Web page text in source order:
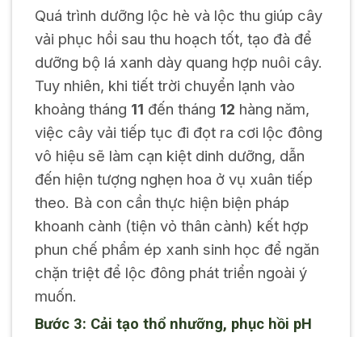
Quá trình dưỡng lộc hè và lộc thu giúp cây
vải phục hồi sau thu hoạch tốt, tạo đà để
dưỡng bộ lá xanh dày quang hợp nuôi cây.
Tuy nhiên, khi tiết trời chuyển lạnh vào
khoảng tháng 11 đến tháng 12 hàng năm,
việc cây vải tiếp tục đi đọt ra cơi lộc đông
vô hiệu sẽ làm cạn kiệt dinh dưỡng, dẫn
đến hiện tượng nghẹn hoa ở vụ xuân tiếp
theo. Bà con cần thực hiện biện pháp
khoanh cành (tiện vỏ thân cành) kết hợp
phun chế phẩm ép xanh sinh học để ngăn
chặn triệt để lộc đông phát triển ngoài ý
muốn.
Bước 3: Cải tạo thổ nhưỡng, phục hồi pH